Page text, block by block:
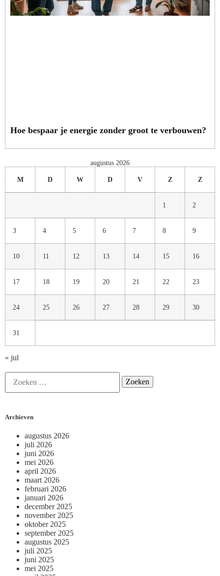
Hoe bespaar je energie zonder groot te verbouwen?
augustus 2026
M D W D V Z Z
1 2
3 4 5 6 7 8 9
10 11 12 13 14 15 16
17 18 19 20 21 22 23
24 25 26 27 28 29 30
31
« jul
Archieven
augustus 2026
juli 2026
juni 2026
mei 2026
april 2026
maart 2026
februari 2026
januari 2026
december 2025
november 2025
oktober 2025
september 2025
augustus 2025
juli 2025
juni 2025
mei 2025